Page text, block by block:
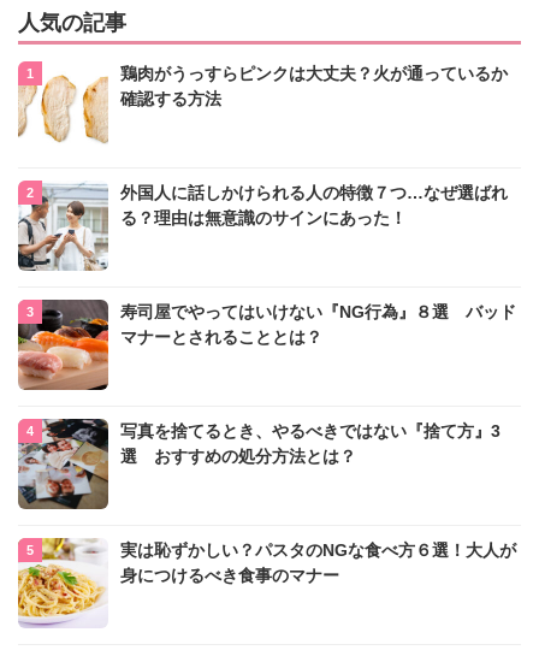
人気の記事
鶏肉がうっすらピンクは大丈夫？火が通っているか
確認する方法
外国人に話しかけられる人の特徴７つ…なぜ選ばれ
る？理由は無意識のサインにあった！
寿司屋でやってはいけない『NG行為』８選 バッド
マナーとされることとは？
写真を捨てるとき、やるべきではない『捨て方』3
選 おすすめの処分方法とは？
実は恥ずかしい？パスタのNGな食べ方６選！大人が
身につけるべき食事のマナー